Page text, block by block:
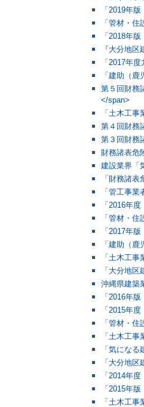
「2019年
「管材・
「2018年
『大分地
「2017年
「建助（
第５回財務
</span>
「土木工
第４回財務
第３回財務
財務諸表危
建設業界「
「財務諸
「管工事
「2016年
「管材・
「2017年
「建助（
「土木工
「大分地
沖縄県建築
「2016年
「2015年
「管材・
「土木工
「気にな
「大分地
「2014年
「2015年
「土木工